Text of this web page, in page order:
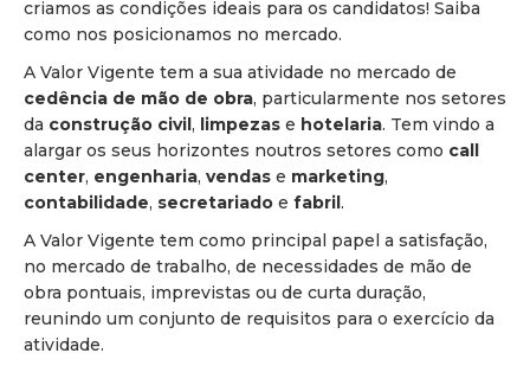
criamos as condições ideais para os candidatos! Saiba
como nos posicionamos no mercado.
A Valor Vigente tem a sua atividade no mercado de
cedência de mão de obra, particularmente nos setores
da construção civil, limpezas e hotelaria. Tem vindo a
alargar os seus horizontes noutros setores como call
center, engenharia, vendas e marketing,
contabilidade, secretariado e fabril.
A Valor Vigente tem como principal papel a satisfação,
no mercado de trabalho, de necessidades de mão de
obra pontuais, imprevistas ou de curta duração,
reunindo um conjunto de requisitos para o exercício da
atividade.